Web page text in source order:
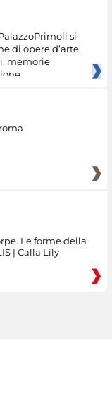
si
di opere d’arte,
memorie
Le forme della
| Calla Lily